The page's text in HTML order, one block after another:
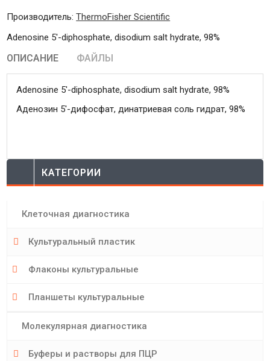
Производитель:ThermoFisher Scientific
Adenosine 5'-diphosphate, disodium salt hydrate, 98%
ОПИСАНИЕ ФАЙЛЫ
Adenosine 5'-diphosphate, disodium salt hydrate, 98%
Аденозин 5'-дифосфат, динатриевая соль гидрат, 98%
КАТЕГОРИИ
Клеточная диагностика
Культуральный пластик
Флаконы культуральные
Планшеты культуральные
Молекулярная диагностика
Буферы и растворы для ПЦР